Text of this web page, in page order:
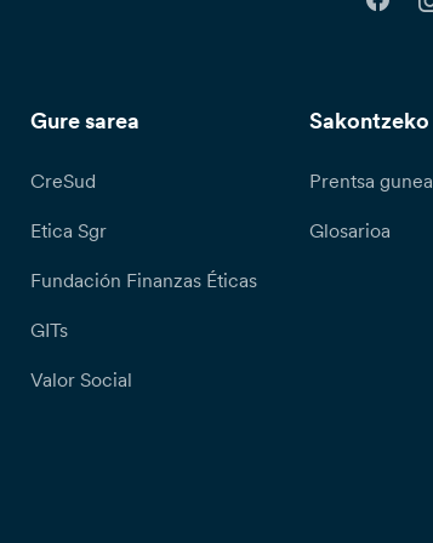
Gure sarea
CreSud
Etica Sgr
Fundación Finanzas Éticas
GITs
Valor Social
Sakontzeko
Prentsa gunea
Glosarioa